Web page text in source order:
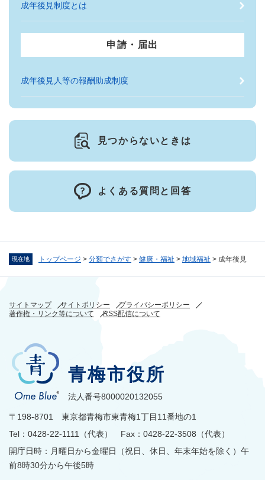
現在地 トップページ > 分類でさがす > 健康・福祉 > 地域福祉 > 成年後見
成年後見制度とは
申請・届出
成年後見人等の報酬助成制度
見つからないときは
よくある質問と回答
サイトマップ サイトポリシー
プライバシーポリシー
著作権・リンク等について
RSS配信について
青梅市役所
法人番号8000020132055
〒198-8701 東京都青梅市東青梅1丁目11番地の1
Tel：0428-22-1111（代表） Fax：0428-22-3508（代表）
開庁日時：月曜日から金曜日（祝日、休日、年末年始を除く）午
前8時30分から午後5時